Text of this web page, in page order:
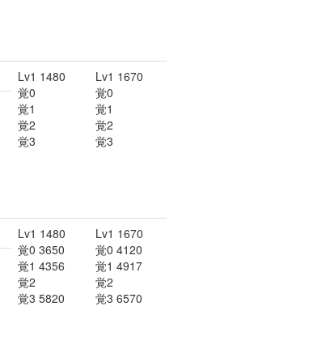
Lv1 1480
覚0
覚1
覚2
覚3
Lv1 1670
覚0
覚1
覚2
覚3
Lv1 1480
覚0 3650
覚1 4356
覚2
覚3 5820
Lv1 1670
覚0 4120
覚1 4917
覚2
覚3 6570